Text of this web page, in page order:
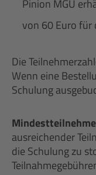
Pinion MGU
von 60 Euro für
Die
Wenn eine
Schulung
ausreichender
die Schulung zu